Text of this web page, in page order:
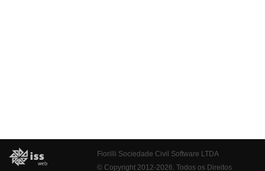
Fiorilli Sociedade Civil Software LTDA
© Copyright 2012-2026. Todos os Direitos